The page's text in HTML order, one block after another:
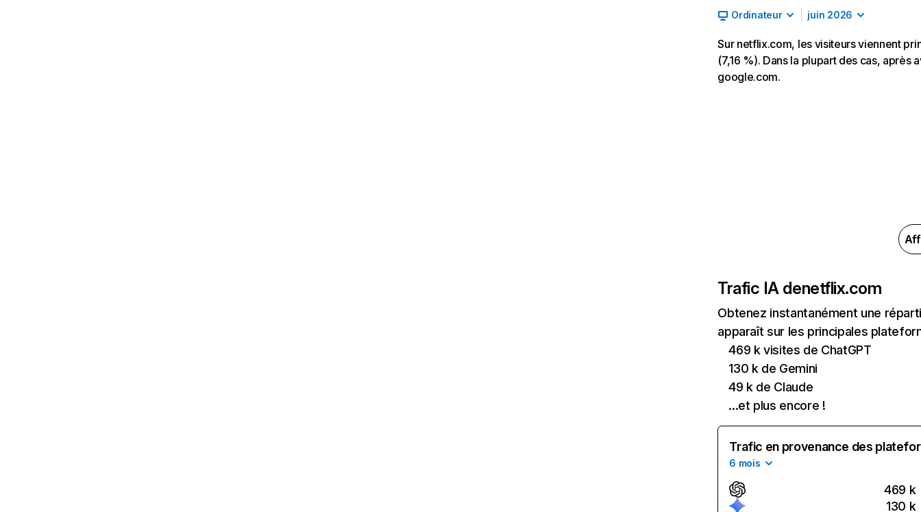
Ordinateur juin 2026
Sur netflix.com, les visiteurs viennent
(7,16 %). Dans la plupart des cas,
google.com.
Trafic IA denetflix.com
Obtenez instantanément une
apparaît sur les principales
469 k visites de ChatGPT
130 k de Gemini
49 k de Claude
...et plus encore !
Trafic en provenance des
6 mois
469 k
130 k